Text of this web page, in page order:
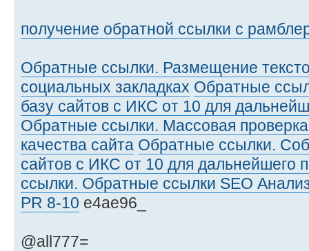
получение обратной ссылки с
Обратные ссылки. Размещение
социальных закладках Обратные
базу сайтов с ИКС от 10 для
Обратные ссылки. Массовая
качества сайта Обратные ссылки.
сайтов с ИКС от 10 для дальнейшего
ссылки. Обратные ссылки SEO
PR 8-10 e4ae96_
@all777=